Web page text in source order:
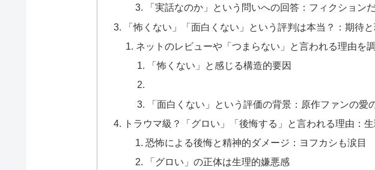
「実話なのか」という問いへの回答：フィクション
「怖くない」「面白くない」という評判は本当？：期待
ネットのレビューや「つまらない」と言われる理由を
「怖くない」と感じる構造的要因
「面白くない」という評価の背景：原作ファンの愛
トラウマ級？「グロい」「後悔する」と言われる理由：
恐怖による後悔と精神的ダメージ：ヨフカシも涙目
「グロい」の正体は生理的嫌悪感